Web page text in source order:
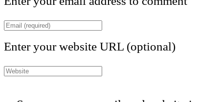
Enter your website URL (optional)